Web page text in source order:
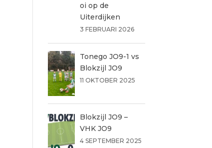
oi op de
Uiterdijken
3 FEBRUARI 2026
Tonego JO9-1 vs
Blokzijl JO9
11 OKTOBER 2025
Blokzijl JO9 –
VHK JO9
4 SEPTEMBER 2025